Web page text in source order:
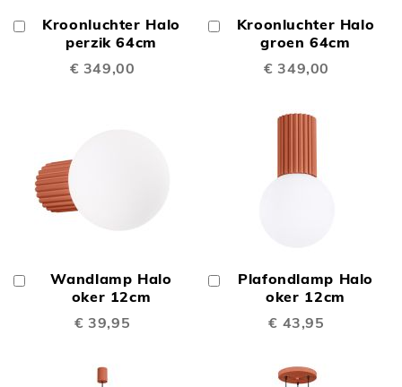
Kroonluchter Halo
perzik 64cm
€ 349,00
Winkelwagen
Kroonluchter Halo
groen 64cm
€ 349,00
Winkelwagen
Wandlamp Halo
oker 12cm
€ 39,95
Winkelwagen
Plafondlamp Halo
oker 12cm
€ 43,95
Winkelwagen